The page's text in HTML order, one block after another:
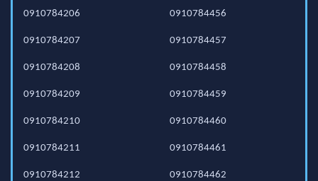
0910784206
0910784207
0910784208
0910784209
0910784210
0910784211
0910784212
0910784456
0910784457
0910784458
0910784459
0910784460
0910784461
0910784462